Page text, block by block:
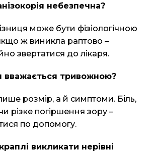
небезпечна?
може бути фізіологічною
ж виникла раптово –
звертатися до лікаря.
вважається тривожною?
розмір, а й симптоми. Біль,
різке погіршення зору –
по допомогу.
викликати нерівні